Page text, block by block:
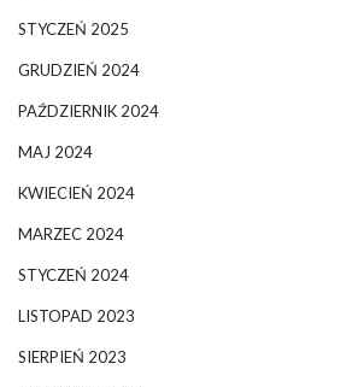
STYCZEŃ 2025
GRUDZIEŃ 2024
PAŹDZIERNIK 2024
MAJ 2024
KWIECIEŃ 2024
MARZEC 2024
STYCZEŃ 2024
LISTOPAD 2023
SIERPIEŃ 2023